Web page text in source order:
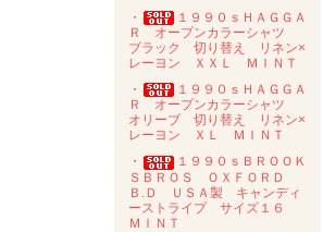
・
１９９０ｓＨＡＧＧＡ
Ｒ オープンカラーシャツ
ブラック 切り替え リネン×
レーヨン ＸＸＬ ＭＩＮＴ
・
１９９０ｓＨＡＧＧＡ
Ｒ オープンカラーシャツ
オリーブ 切り替え リネン×
レーヨン ＸＬ ＭＩＮＴ
・
１９９０ｓＢＲＯＯＫ
ＳＢＲＯＳ ＯＸＦＯＲＤ
Ｂ.Ｄ ＵＳＡ製 キャンディ
ーストライプ サイズ１６
ＭＩＮＴ